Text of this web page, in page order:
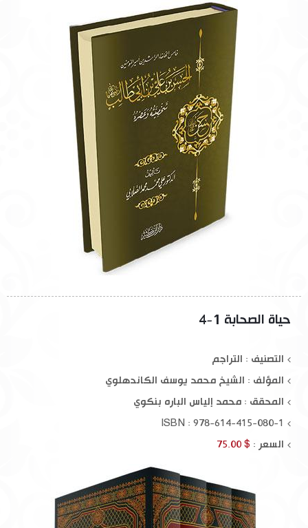
حياة الصحابة 1-4
التصنيف : التراجم
المؤلف : الشيخ محمد يوسف الكاندهلوي
المحقق : محمد إلياس الباره بنكوي
ISBN : 978-614-415-080-1
السعر : $ 75.00